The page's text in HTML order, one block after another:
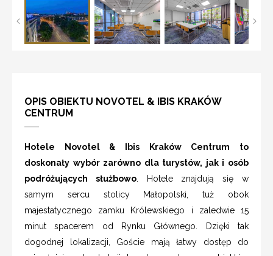
OPIS OBIEKTU NOVOTEL & IBIS KRAKÓW
CENTRUM
Hotele Novotel & Ibis Kraków Centrum to
doskonały wybór zarówno dla turystów, jak i osób
podróżujących służbowo. Hotele znajdują się w
samym sercu stolicy Małopolski, tuż obok
majestatycznego zamku Królewskiego i zaledwie 15
minut spacerem od Rynku Głównego. Dzięki tak
dogodnej lokalizacji, Goście mają łatwy dostęp do